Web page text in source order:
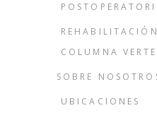
COLUMNA
SOBRE
UBICACIONES